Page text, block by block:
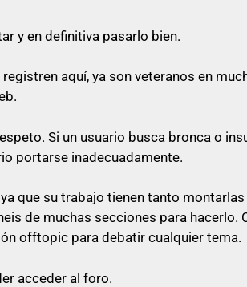
no poner el enlace ni a la
post con un comentario decente y
el enlace», ni nada parecido a
será libre de pasárselo a quien
y en definitiva pasarlo bien.
aquí, ya son veteranos en
Si un usuario busca bronca o
portarse inadecuadamente.
ya que su trabajo tienen tanto
de muchas secciones para hacerlo.
offtopic para debatir cualquier tema.
acceder al foro.